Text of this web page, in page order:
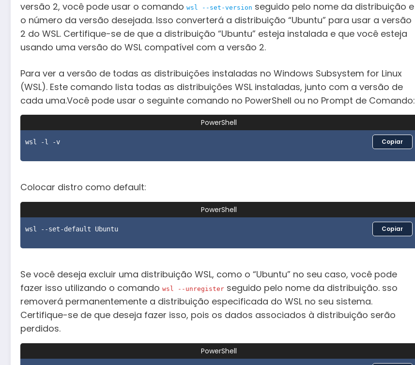
versão 2, você pode usar o comando wsl --set-version seguido pelo nome da distribuição e
o número da versão desejada. Isso converterá a distribuição “Ubuntu” para usar a versão
2 do WSL. Certifique-se de que a distribuição “Ubuntu” esteja instalada e que você esteja
usando uma versão do WSL compatível com a versão 2.
Para ver a versão de todas as distribuições instaladas no Windows Subsystem for Linux
(WSL). Este comando lista todas as distribuições WSL instaladas, junto com a versão de
cada uma.Você pode usar o seguinte comando no PowerShell ou no Prompt de Comando:
PowerShell
wsl -l -v Copiar
Colocar distro como default:
PowerShell
wsl --set-default Ubuntu Copiar
Se você deseja excluir uma distribuição WSL, como o “Ubuntu” no seu caso, você pode
fazer isso utilizando o comando wsl --unregister seguido pelo nome da distribuição. sso
removerá permanentemente a distribuição especificada do WSL no seu sistema.
Certifique-se de que deseja fazer isso, pois os dados associados à distribuição serão
perdidos.
PowerShell